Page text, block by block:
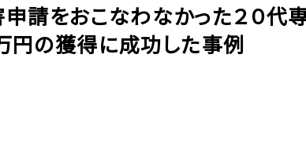
申請をおこなわなかった２０
円の獲得に成功した事例